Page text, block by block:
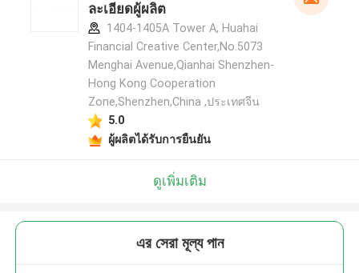
ละเอียดผู้ผลิต
1404-1405A Tower A, Huahai
Financial Creative Center,No.5073
Menghai Avenue,Qianhai Shenzhen-
Hong Kong Cooperation
Zone,Shenzhen,China ,ประเทศจีน
5.0
ผู้ผลิตได้รับการยืนยัน
ดูเพิ่มเติม
এর সেরা মূল্য পান